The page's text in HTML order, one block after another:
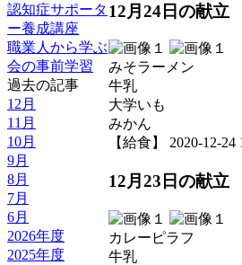
認知症サポータ
ー養成講座
職業人から学ぶ
会の事前学習
過去の記事
12月
11月
10月
9月
8月
7月
6月
2026年度
2025年度
12月24日の献立
みそラーメン
牛乳
大学いも
みかん
【給食】 2020-12-24
12月23日の献立
カレーピラフ
牛乳